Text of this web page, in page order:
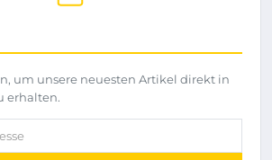
um unsere neuesten Artikel direkt in
erhalten.